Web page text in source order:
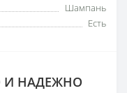
Шампань
Есть
И НАДЕЖНО